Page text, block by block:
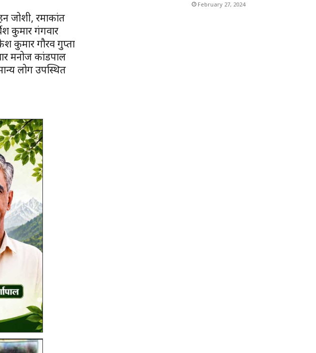
जोशी, रमाकांत
कुमार गंगवार
कुमार गौरव गुप्ता
मनोज कांडपाल
लोग उपस्थित
February 27, 2024